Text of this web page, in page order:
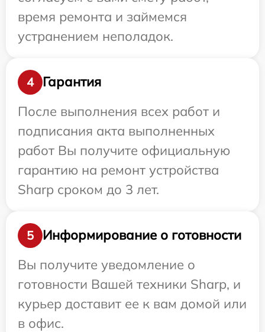
время ремонта и займемся
устранением неполадок.
4
Гарантия
После выполнения всех работ и
подписания акта выполненных
работ Вы получите официальную
гарантию на ремонт устройства
Sharp сроком до 3 лет.
5
Информирование о готовности
Вы получите уведомление о
готовности Вашей техники Sharp, и
курьер доставит ее к вам домой или
в офис.